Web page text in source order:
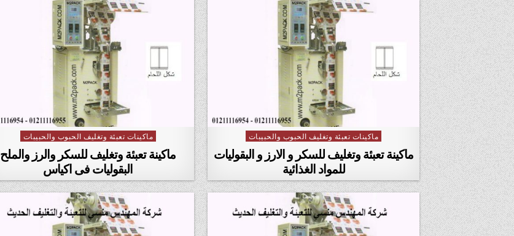
Posted in
ماكينات تعبئة وتغليف الحبوب والحبيبات
ماكينة تعبئة وتغليف للسكر و الارز و البقوليات
للمواد الغذائية
Posted in
ماكينات تعبئة وتغليف الحبوب والحبيبات
ماكينة تعبئة وتغليف للسكر والرز والملح
البقوليات فى اكياس